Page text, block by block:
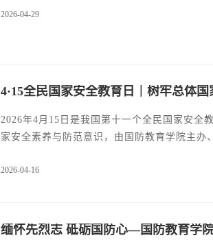
2026-04-29
4·15全民国家安全教育日｜树牢总体
2026年4月15日是我国第十一个全民国家安全
家安全素养与防范意识，由国防教育学院主办
2026-04-16
缅怀先烈志 砥砺国防心—国防教育学